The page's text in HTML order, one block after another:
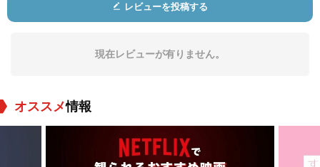
レビューを投稿する
現在レビューが有りません。
オススメ情報